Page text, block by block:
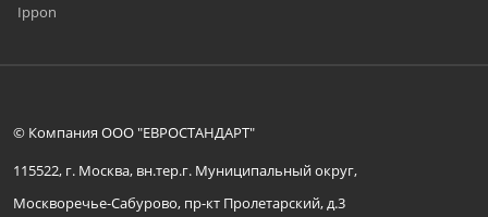
Ippon
© Компания ООО "ЕВРОСТАНДАРТ"
115522, г. Москва, вн.тер.г. Муниципальный округ,
Москворечье-Сабурово, пр-кт Пролетарский, д.3